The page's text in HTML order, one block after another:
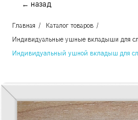
← назад
Главная / Каталог товаров /
Индивидуальные ушные вкладыши для
Индивидуальный ушной вкладыш для